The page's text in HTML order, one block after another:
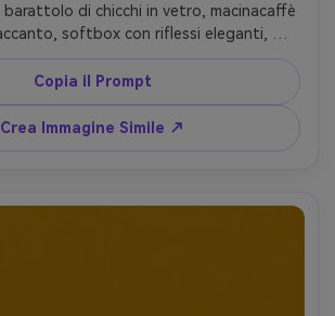
di chicchi in vetro, macinacaffè
softbox con riflessi eleganti,
premium, scatto con Canon EOS
f/5.6, fotorealistico --ar 4:5
Copia il Prompt
Crea Immagine Simile ↗